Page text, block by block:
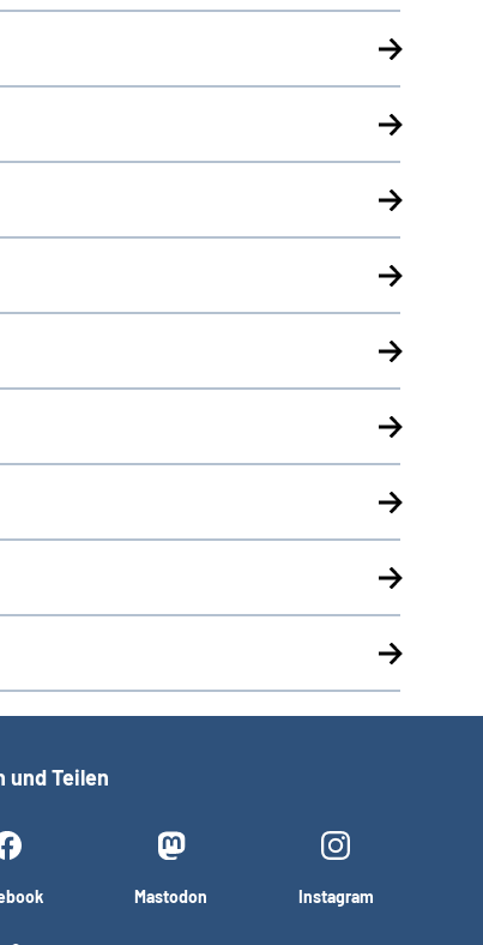
und Teilen
Mastodon Instagram